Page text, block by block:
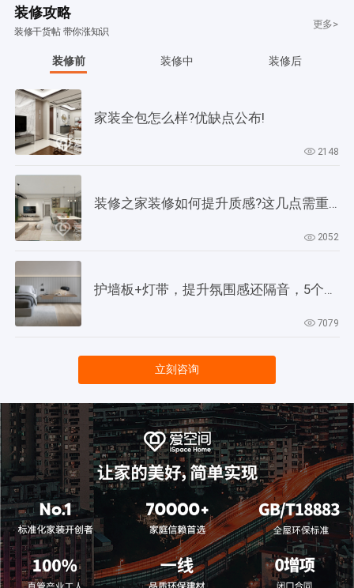
装修攻略
装修干货帖 带你涨知识
更多>
装修前 装修中 装修后
家装全包怎么样?优缺点公布!
2148
装修之家装修如何提升质感?这几点需重视起来
2052
7079
立刻咨询